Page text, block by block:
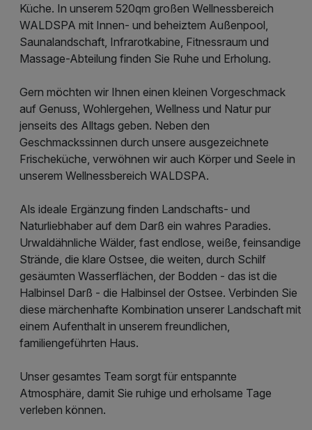
Küche. In unserem 520qm großen Wellnessbereich
WALDSPA mit Innen- und beheiztem Außenpool,
Saunalandschaft, Infrarotkabine, Fitnessraum und
Massage-Abteilung finden Sie Ruhe und Erholung.
Gern möchten wir Ihnen einen kleinen Vorgeschmack
auf Genuss, Wohlergehen, Wellness und Natur pur
jenseits des Alltags geben. Neben den
Geschmackssinnen durch unsere ausgezeichnete
Frischeküche, verwöhnen wir auch Körper und Seele in
unserem Wellnessbereich WALDSPA.
Als ideale Ergänzung finden Landschafts- und
Naturliebhaber auf dem Darß ein wahres Paradies.
Urwaldähnliche Wälder, fast endlose, weiße, feinsandige
Strände, die klare Ostsee, die weiten, durch Schilf
gesäumten Wasserflächen, der Bodden - das ist die
Halbinsel Darß - die Halbinsel der Ostsee. Verbinden Sie
diese märchenhafte Kombination unserer Landschaft mit
einem Aufenthalt in unserem freundlichen,
familiengeführten Haus.
Unser gesamtes Team sorgt für entspannte
Atmosphäre, damit Sie ruhige und erholsame Tage
verleben können.